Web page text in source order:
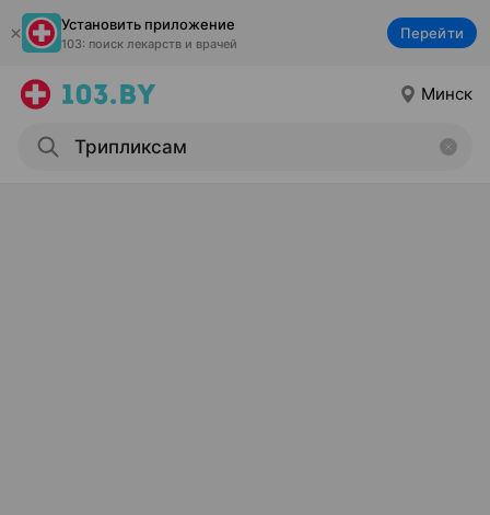
Установить приложение
103: поиск лекарств и врачей
Перейти
Минск